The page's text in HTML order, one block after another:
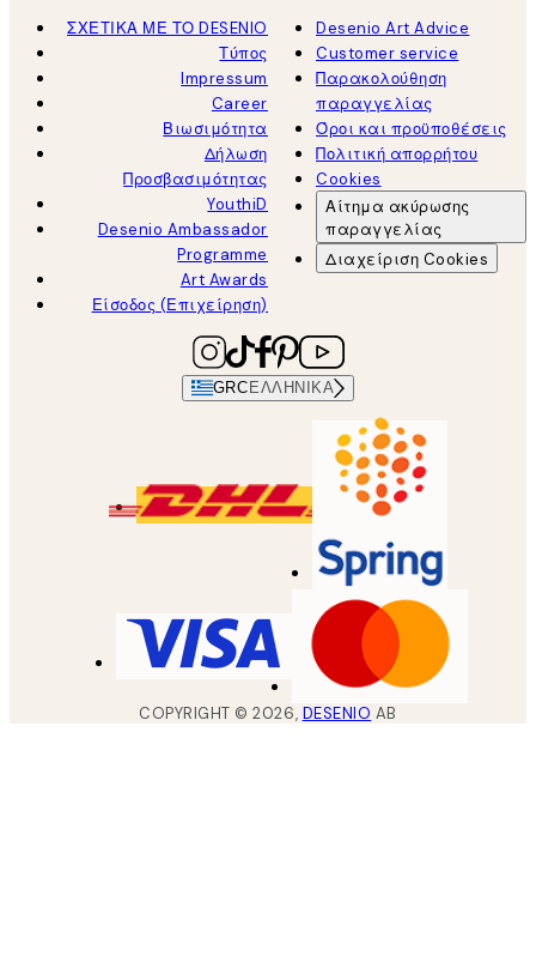
ΣΧΕΤΙΚΑ ΜΕ ΤΟ DESENIO
Τύπος
Impressum
Career
Βιωσιμότητα
Δήλωση
Προσβασιμότητας
YouthiD
Desenio Ambassador
Programme
Art Awards
Είσοδος (Επιχείρηση)
Desenio Art Advice
Customer service
Παρακολούθηση
παραγγελίας
Όροι και προϋποθέσεις
Πολιτική απορρήτου
Cookies
Αίτημα ακύρωσης
παραγγελίας
Διαχείριση Cookies
GRC ΕΛΛΗΝΙΚΆ
COPYRIGHT ©2026, DESENIO AB